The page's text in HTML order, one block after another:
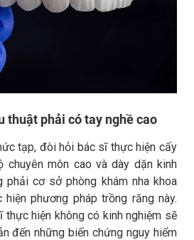
thuật phải có tay nghề cao
tạp, đòi hỏi bác sĩ thực hiện cấy
chuyên môn cao và dày dặn kinh
phải cơ sở phòng khám nha khoa
phương pháp trồng răng này.
thực hiện không có kinh nghiệm sẽ
đến những biến chứng nguy hiểm